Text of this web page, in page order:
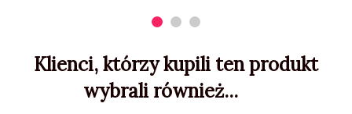
Klienci, którzy kupili ten produkt
wybrali również...